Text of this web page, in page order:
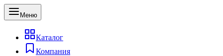
Меню
Каталог
Компания